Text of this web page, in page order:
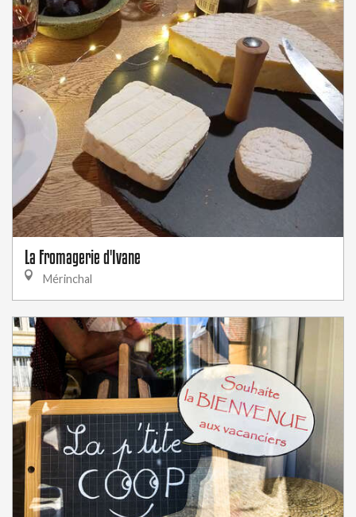
La Fromagerie d'Ivane
Mérinchal